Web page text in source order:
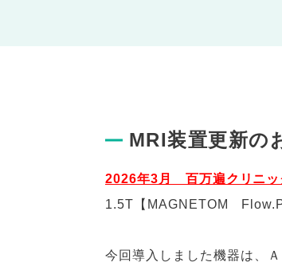
MRI装置更新の
2026年3月 百万遍クリニッ
1.5T【MAGNETOM
今回導入しました機器は、